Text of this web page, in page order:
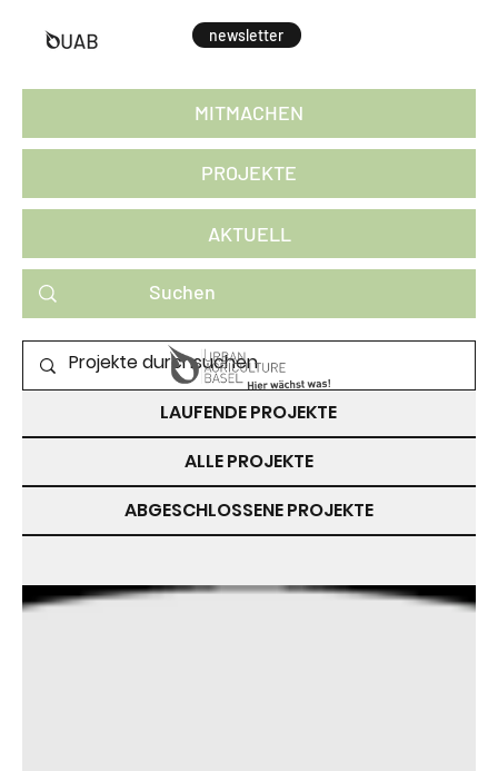
newsletter
PROJEKTE ZUM MITMACHEN
LAUFENDE PROJEKTE
ALLE PROJEKTE
ABGESCHLOSSENE PROJEKTE
AKTUELL
PROJEKTE
MITMACHEN